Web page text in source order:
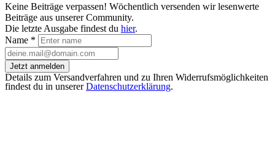
Keine Beiträge verpassen! Wöchentlich versenden wir lesenwerte
Beiträge aus unserer Community.
Die letzte Ausgabe findest du hier.
Name *
Jetzt anmelden
Details zum Versandverfahren und zu Ihren Widerrufsmöglichkeiten
findest du in unsererDatenschutzerklärung.